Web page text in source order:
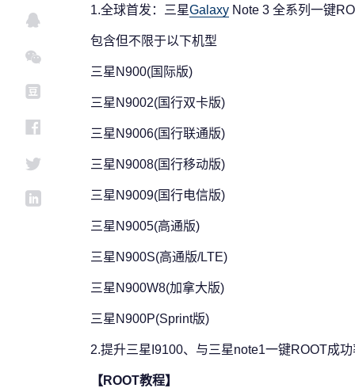
1.全球首发：三星Galaxy Note 3 全系列一键
包含但不限于以下机型
三星N900(国际版)
三星N9002(国行双卡版)
三星N9006(国行联通版)
三星N9008(国行移动版)
三星N9009(国行电信版)
三星N9005(高通版)
三星N900S(高通版/LTE)
三星N900W8(加拿大版)
三星N900P(Sprint版)
2.提升三星I9100、与三星note1一键ROOT成功
【ROOT教程】